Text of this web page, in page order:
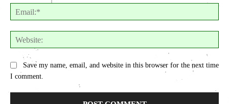
Save my name, email, and website in this browser for the next time
I comment.